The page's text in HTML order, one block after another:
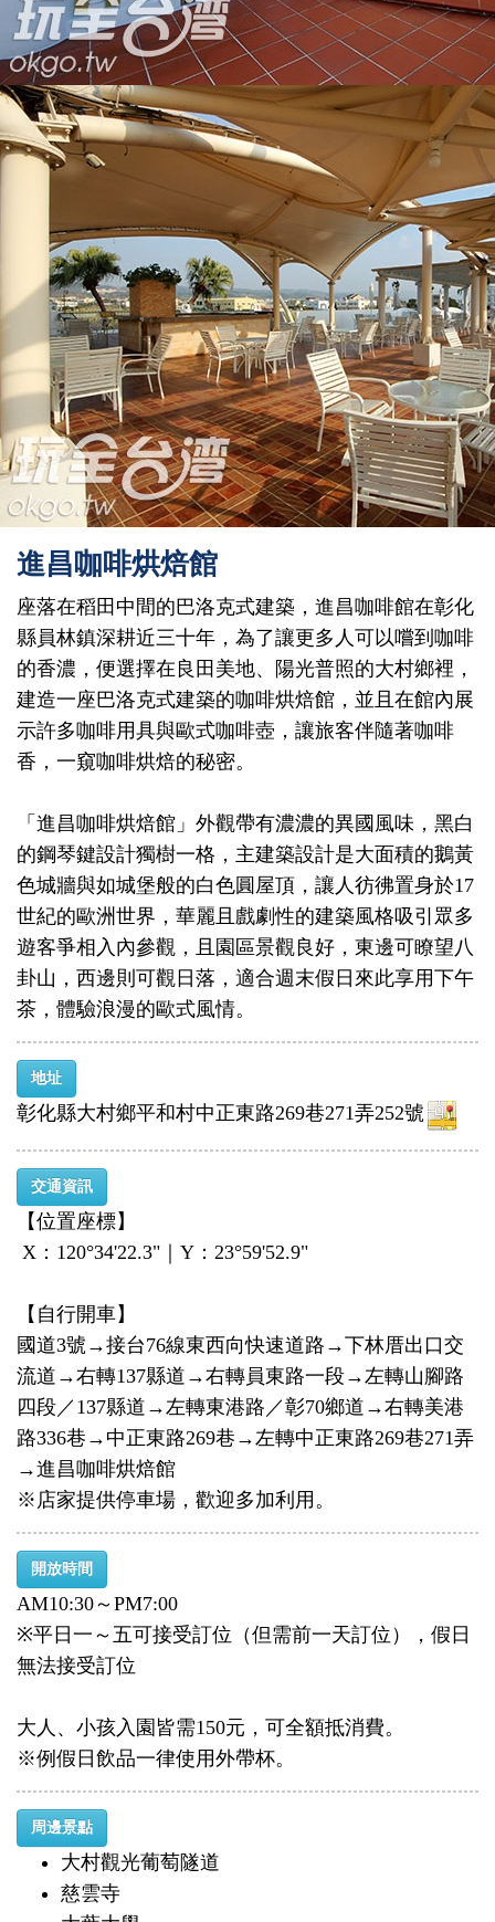
進昌咖啡烘焙館
座落在稻田中間的巴洛克式建築，進昌咖啡館在彰化
縣員林鎮深耕近三十年，為了讓更多人可以嚐到咖啡
的香濃，便選擇在良田美地、陽光普照的大村鄉裡，
建造一座巴洛克式建築的咖啡烘焙館，並且在館內展
示許多咖啡用具與歐式咖啡壺，讓旅客伴隨著咖啡
香，一窺咖啡烘焙的秘密。
「進昌咖啡烘焙館」外觀帶有濃濃的異國風味，黑白
的鋼琴鍵設計獨樹一格，主建築設計是大面積的鵝黃
色城牆與如城堡般的白色圓屋頂，讓人彷彿置身於17
世紀的歐洲世界，華麗且戲劇性的建築風格吸引眾多
遊客爭相入內參觀，且園區景觀良好，東邊可瞭望八
卦山，西邊則可觀日落，適合週末假日來此享用下午
茶，體驗浪漫的歐式風情。
地址
彰化縣大村鄉平和村中正東路269巷271弄252號
交通資訊
【位置座標】
X：120°34'22.3"｜Y：23°59'52.9"
【自行開車】
國道3號→接台76線東西向快速道路→下林厝出口交
流道→右轉137縣道→右轉員東路一段→左轉山腳路
四段／137縣道→左轉東港路／彰70鄉道→右轉美港
路336巷→中正東路269巷→左轉中正東路269巷271弄
→進昌咖啡烘焙館
※店家提供停車場，歡迎多加利用。
開放時間
AM10:30～PM7:00
※平日一～五可接受訂位（但需前一天訂位），假日
無法接受訂位
大人、小孩入園皆需150元，可全額抵消費。
※例假日飲品一律使用外帶杯。
周邊景點
大村觀光葡萄隧道
慈雲寺